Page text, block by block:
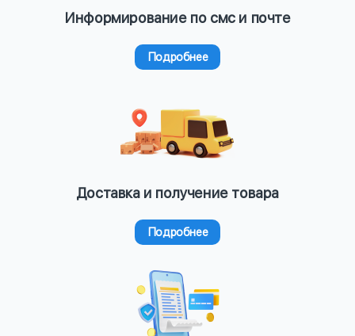
Информирование по смс и почте
Подробнее
Доставка и получение товара
Подробнее